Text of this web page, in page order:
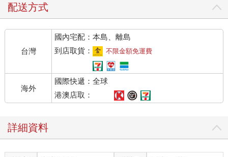
會找沙斯塔麻煩，但要是生意很差的話，就會故意挑沙斯塔的毛
一大堆工作要做：他得清洗修補魚網、煮晚餐、打掃他們兩人居
沙斯塔對於他家南邊的地區完全不感興趣，因為他曾經跟厄西西
到村子裡去過一、兩次，他曉得那兒根本沒什麼好玩的。在村子
裡只會碰到一些跟他父親差不多的男人—身穿骯髒長袍，腳踏開
口木鞋，纏著頭巾，留著鬍子，老愛慢吞吞地聊一些無聊的話
題。但他對於北方的一切，卻非常感興趣，因為從來沒人去過那
裡，而父親也不准他一個人去那裡。每當他坐在門前補魚網，身
遍布的翠綠山丘屏障，和山後那片點綴著幾隻飛鳥的寬闊天空之
外，根本什麼也瞧不見。
有時候，若是厄西西在他旁邊，沙斯塔就會問：「我的父親啊，
配送方式
台灣
國內宅配：本島、離島
到店取貨：
不限金額免運費
海外
國際快遞：全球
港澳店取：
詳細資料